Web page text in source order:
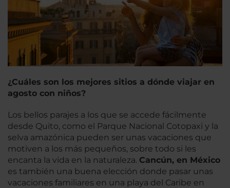
¿Cuáles son los mejores sitios a dónde viajar en
agosto con niños?
Los bellos parajes a los que se accede fácilmente
desde Quito, como el Parque Nacional Cotopaxi y la
selva amazónica pueden ser unas vacaciones que
motiven a los más pequeños, sobre todo si les
encanta la vida en la naturaleza. Cancún, en México
es también una buena elección donde pasar unas
vacaciones familiares en una playa del Caribe en